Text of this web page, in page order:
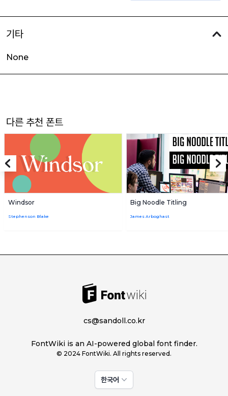
기타
None
다른 추천 폰트
Windsor
Stephenson Blake
Big Noodle Titling
James Arboghast
cs@sandoll.co.kr
FontWiki is an AI-powered global font finder.
© 2024 FontWiki. All rights reserved.
한국어